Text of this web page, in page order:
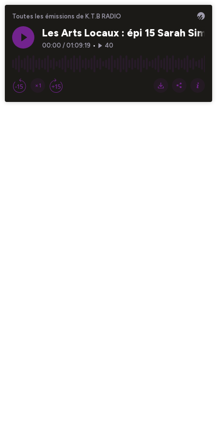
Toutes les émissions de K.T.B RADIO
Les Arts Locaux : épi 15 Sarah
00:00 / 01:09:19 • 40
×1